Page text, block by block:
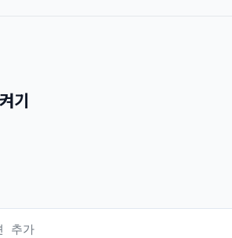
기
추가